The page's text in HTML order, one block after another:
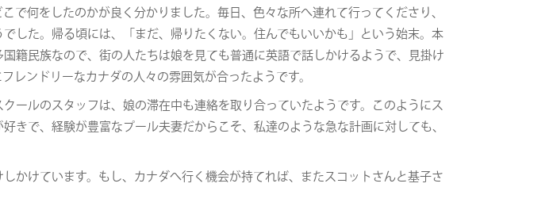
何をしたのかが良く分かりました。毎日、色々な所へ連れて行ってくださり、
した。帰る頃には、「まだ、帰りたくない。住んでもいいかも」という始末。本
籍民族なので、街の人たちは娘を見ても普通に英語で話しかけるようで、見掛け
レンドリーなカナダの人々の雰囲気が合ったようです。
ールのスタッフは、娘の滞在中も連絡を取り合っていたようです。このようにス
で、経験が豊富なプール夫妻だからこそ、私達のような急な計画に対しても、
かけています。もし、カナダへ行く機会が持てれば、またスコットさんと基子さ